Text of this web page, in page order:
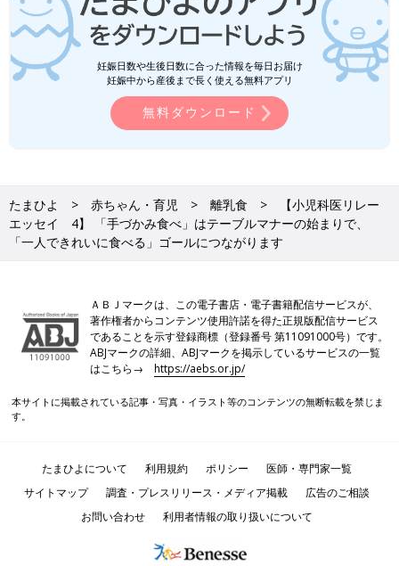
妊娠日数や生後日数に合った情報を毎日お届け
妊娠中から産後まで長く使える無料アプリ
無料ダウンロード
たまひよ 赤ちゃん・育児 離乳食
【小児科医リレー
エッセイ 4】 「手づかみ食べ」はテーブルマナーの始まりで、
「一人できれいに食べる」ゴールにつながります
ＡＢＪマークは、この電子書店・電子書籍配信サービスが、
著作権者からコンテンツ使用許諾を得た正規版配信サービス
であることを示す登録商標（登録番号 第11091000号）です。
ABJマークの詳細、ABJマークを掲示しているサービスの一覧
はこちら→https://aebs.or.jp/
本サイトに掲載されている記事・写真・イラスト等のコンテンツの無断転載を禁じま
す。
たまひよについて 利用規約 ポリシー
医師・専門家一覧
サイトマップ
調査・プレスリリース・メディア掲載
広告のご相談
お問い合わせ
利用者情報の取り扱いについて